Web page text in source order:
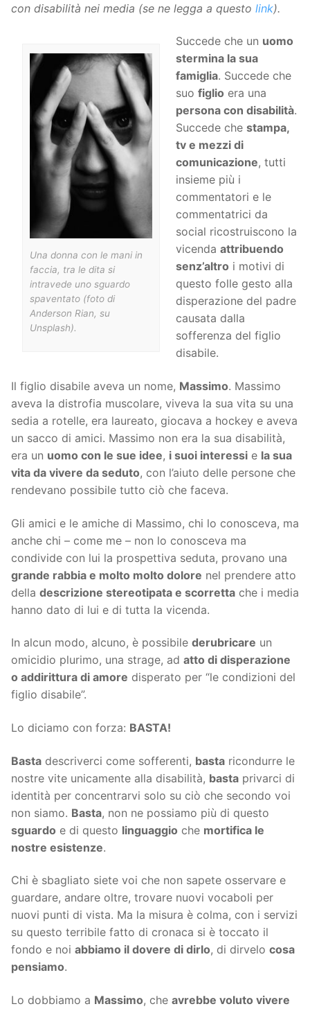
con disabilità nei media (se ne legga a questo link).
Una donna con le mani in
faccia, tra le dita si
intravede uno sguardo
spaventato (foto di
Anderson Rian, su
Unsplash).
Succede che un uomo
stermina la sua
famiglia. Succede che
suo figlio era una
persona con disabilità.
Succede che stampa,
tv e mezzi di
comunicazione, tutti
insieme più i
commentatori e le
commentatrici da
social ricostruiscono la
vicenda attribuendo
senz’altro i motivi di
questo folle gesto alla
disperazione del padre
causata dalla
sofferenza del figlio
disabile.
Il figlio disabile aveva un nome, Massimo. Massimo
aveva la distrofia muscolare, viveva la sua vita su una
sedia a rotelle, era laureato, giocava a hockey e aveva
un sacco di amici. Massimo non era la sua disabilità,
era un uomo con le sue idee, i suoi interessi e la sua
vita da vivere da seduto, con l’aiuto delle persone che
rendevano possibile tutto ciò che faceva.
Gli amici e le amiche di Massimo, chi lo conosceva, ma
anche chi – come me – non lo conosceva ma
condivide con lui la prospettiva seduta, provano una
grande rabbia e molto molto dolore nel prendere atto
della descrizione stereotipata e scorretta che i media
hanno dato di lui e di tutta la vicenda.
In alcun modo, alcuno, è possibile derubricare un
omicidio plurimo, una strage, ad atto di disperazione
o addirittura di amore disperato per “le condizioni del
figlio disabile”.
Lo diciamo con forza: BASTA!
Basta descriverci come sofferenti, basta ricondurre le
nostre vite unicamente alla disabilità, basta privarci di
identità per concentrarvi solo su ciò che secondo voi
non siamo. Basta, non ne possiamo più di questo
sguardo e di questo linguaggio che mortifica le
nostre esistenze.
Chi è sbagliato siete voi che non sapete osservare e
guardare, andare oltre, trovare nuovi vocaboli per
nuovi punti di vista. Ma la misura è colma, con i servizi
su questo terribile fatto di cronaca si è toccato il
fondo e noi abbiamo il dovere di dirlo, di dirvelo cosa
pensiamo.
Lo dobbiamo a Massimo, che avrebbe voluto vivere